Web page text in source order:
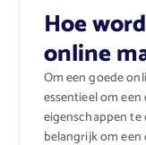
Hoe
online
Om een goede
essentieel om
eigenschappen
belangrijk om